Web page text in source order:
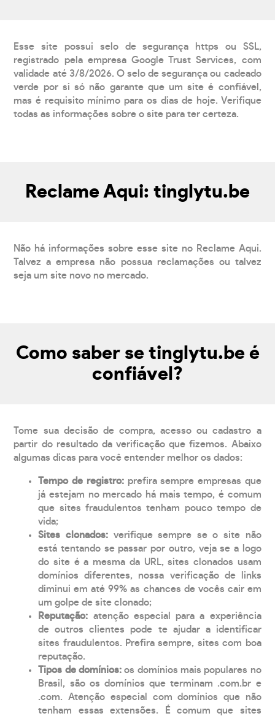
Esse site possui selo de segurança https ou SSL,
registrado pela empresa Google Trust Services, com
validade até 3/8/2026. O selo de segurança ou cadeado
verde por si só não garante que um site é confiável,
mas é requisito mínimo para os dias de hoje. Verifique
todas as informações sobre o site para ter certeza.
Reclame Aqui: tinglytu.be
Não há informações sobre esse site no Reclame Aqui.
Talvez a empresa não possua reclamações ou talvez
seja um site novo no mercado.
Como saber se tinglytu.be é
confiável?
Tome sua decisão de compra, acesso ou cadastro a
partir do resultado da verificação que fizemos. Abaixo
algumas dicas para você entender melhor os dados:
Tempo de registro: prefira sempre empresas que
já estejam no mercado há mais tempo, é comum
que sites fraudulentos tenham pouco tempo de
vida;
Sites clonados: verifique sempre se o site não
está tentando se passar por outro, veja se a logo
do site é a mesma da URL, sites clonados usam
domínios diferentes, nossa verificação de links
diminui em até 99% as chances de vocês cair em
um golpe de site clonado;
Reputação: atenção especial para a experiência
de outros clientes pode te ajudar a identificar
sites fraudulentos. Prefira sempre, sites com boa
reputação.
Tipos de domínios:os domínios mais populares no
Brasil, são os domínios que terminam .com.br e
.com. Atenção especial com domínios que não
tenham essas extensões. É comum que sites